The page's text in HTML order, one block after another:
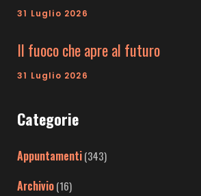
31 Luglio 2026
Il fuoco che apre al futuro
31 Luglio 2026
Categorie
Appuntamenti(343)
Archivio(16)